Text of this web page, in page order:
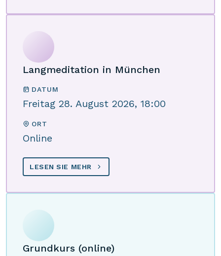
Langmeditation in München
DATUM
Freitag 28. August 2026, 18:00
ORT
Online
LESEN SIE MEHR
Grundkurs (online)